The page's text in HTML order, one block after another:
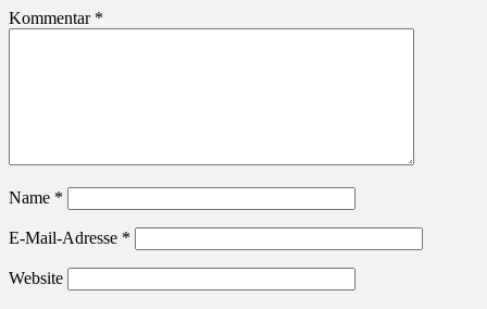
Kommentar *
Name *
E-Mail-Adresse *
Website